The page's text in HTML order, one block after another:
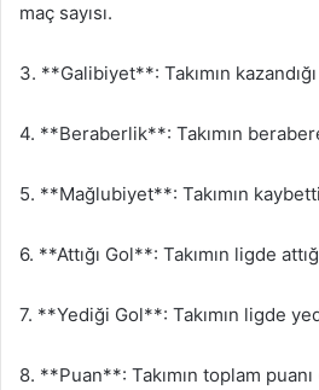
maç sayısı.
3. **Galibiyet**: Takımın kazandığı
4. **Beraberlik**: Takımın berabere
5. **Mağlubiyet**: Takımın
6. **Attığı Gol**: Takımın ligde
7. **Yediği Gol**: Takımın ligde
8. **Puan**: Takımın toplam